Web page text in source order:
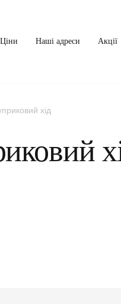
Ціни Наші адреси Акції
хід